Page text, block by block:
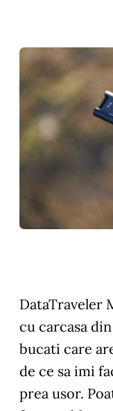
DataTraveler
cu carcasa
bucati care
de ce sa imi
prea usor.